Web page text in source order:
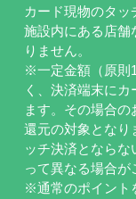
カード現物のタ
施設内にある店舗
りません。
※一定金額（原則
く、決済端末に
ます。その場合
還元の対象となり
ッチ決済とならな
って異なる場合が
※通常のポイント